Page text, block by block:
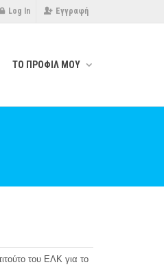
Log In Εγγραφή
ΤΟ ΠΡΟΦΙΛ ΜΟΥ
του ΕΛΚ για το